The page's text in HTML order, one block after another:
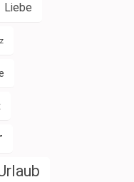
Liebe